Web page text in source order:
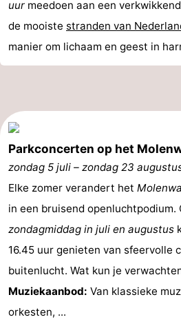
Paardrijden
-
Maneges
-
Golfbanen
Eten
drinken
Mondriaan
Evenementen
Forum
-
uur meedoen aan een
de mooiste stranden van
manier om lichaam en geest in
Parkconcerten op het
zondag 5 juli – zondag 23
Elke zomer verandert het
in een bruisend openluchtpodium.
zondagmiddag in juli en augustus
16.45 uur genieten van sfeervolle
buitenlucht. Wat kun je
Muziekaanbod: Van klassieke
orkesten, ...